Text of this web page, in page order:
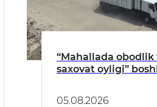
“Mahallada obodlik
saxovat oyligi”
05.08.2026